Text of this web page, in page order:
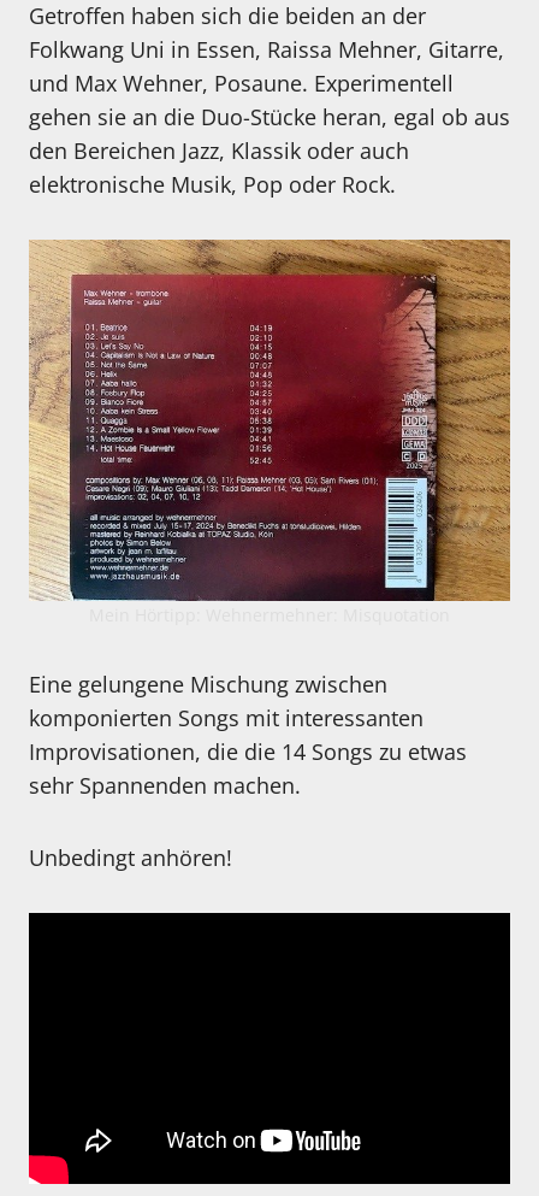
Getroffen haben sich die beiden an der
Folkwang Uni in Essen, Raissa Mehner, Gitarre,
und Max Wehner, Posaune. Experimentell
gehen sie an die Duo-Stücke heran, egal ob aus
den Bereichen Jazz, Klassik oder auch
elektronische Musik, Pop oder Rock.
Eine gelungene Mischung zwischen
komponierten Songs mit interessanten
Improvisationen, die die 14 Songs zu etwas
sehr Spannenden machen.
Unbedingt anhören!